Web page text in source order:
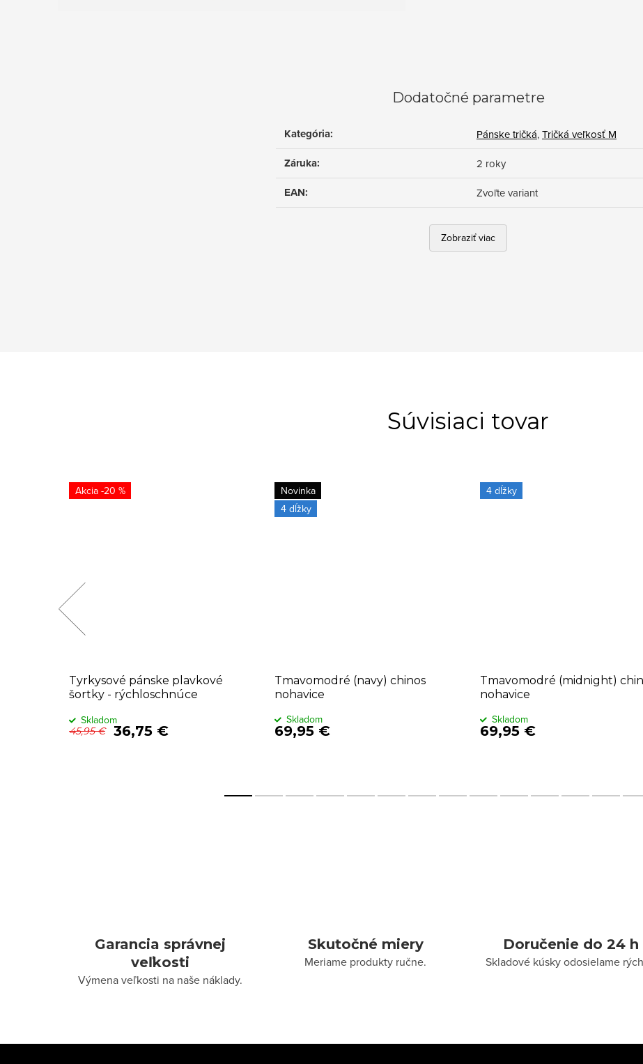
Dodatočné parametre
Kategória: Pánske tričká,Tričká veľkosť M
Záruka: 2 roky
EAN: Zvoľte variant
Zobraziť viac
Súvisiaci tovar
-20 %
Tyrkysové pánske plavkové
šortky - rýchloschnúce
45,95 € 36,75 €
Skladom
Novinka
4 dĺžky
Tmavomodré (navy) chinos
nohavice
69,95 €
Skladom
4 dĺžky
Tmavomodré (midnight)
nohavice
69,95 €
Skladom
Garancia správnej
veľkosti
Výmena veľkosti na naše náklady.
Skutočné miery
Meriame produkty ručne.
Doručenie do 24 h
Skladové kúsky odosielame